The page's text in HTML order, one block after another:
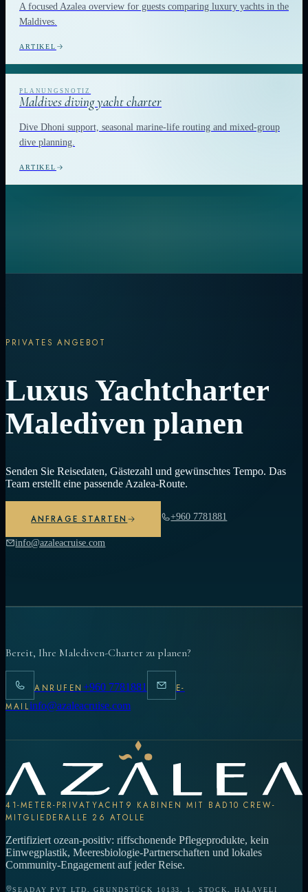
A focused Azalea overview for guests comparing luxury yachts in the
Maldives.
ARTIKEL
Maldives diving yacht charter
Dive Dhoni support, seasonal marine-life routing and mixed-group
dive planning.
ARTIKEL
PRIVATES ANGEBOT
Luxus Yachtcharter
Malediven planen
Senden Sie Reisedaten, Gästezahl und gewünschtes Tempo. Das
Team erstellt eine passende Azalea-Route.
ANFRAGE STARTEN +960 7781881
info@azaleacruise.com
Bereit, Ihre Malediven-Charter zu planen?
ANRUFEN +960 7781881
E-
MAILinfo@azaleacruise.com
41-METER-PRIVATYACHT 9 KABINEN MIT BAD 10 CREW-
MITGLIEDERALLE 26 ATOLLE
Zertifiziert ozean-positiv: riffschonende Pflegeprodukte, kein
Einwegplastik, Meeresbiologie-Partnerschaften und lokales
Community-Engagement auf jeder Reise.
SEADAY PVT LTD, GRUNDSTÜCK 10133, 1. STOCK, HALAVELI